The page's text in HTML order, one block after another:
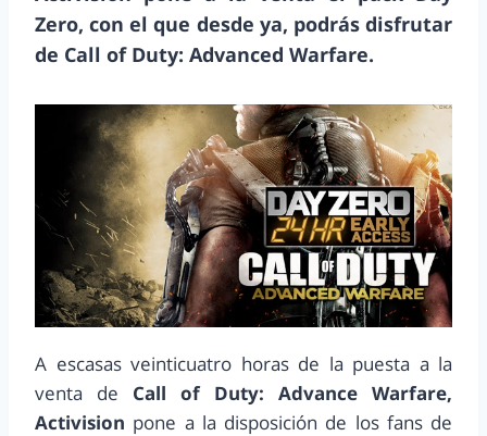
Zero, con el que desde ya, podrás disfrutar
de Call of Duty: Advanced Warfare.
A escasas veinticuatro horas de la puesta a la
venta de Call of Duty: Advance Warfare,
Activision pone a la disposición de los fans de